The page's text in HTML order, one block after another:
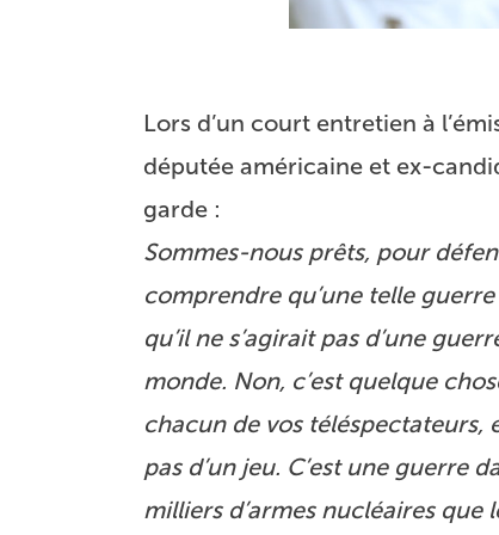
Lors d’un court entretien à
députée américaine et ex-
garde :
Sommes-nous prêts, pour
comprendre qu’une telle
qu’il ne s’agirait pas d’une
monde. Non, c’est quelque
chacun de vos téléspectateurs,
pas d’un jeu. C’est une guerre
milliers d’armes nucléaires